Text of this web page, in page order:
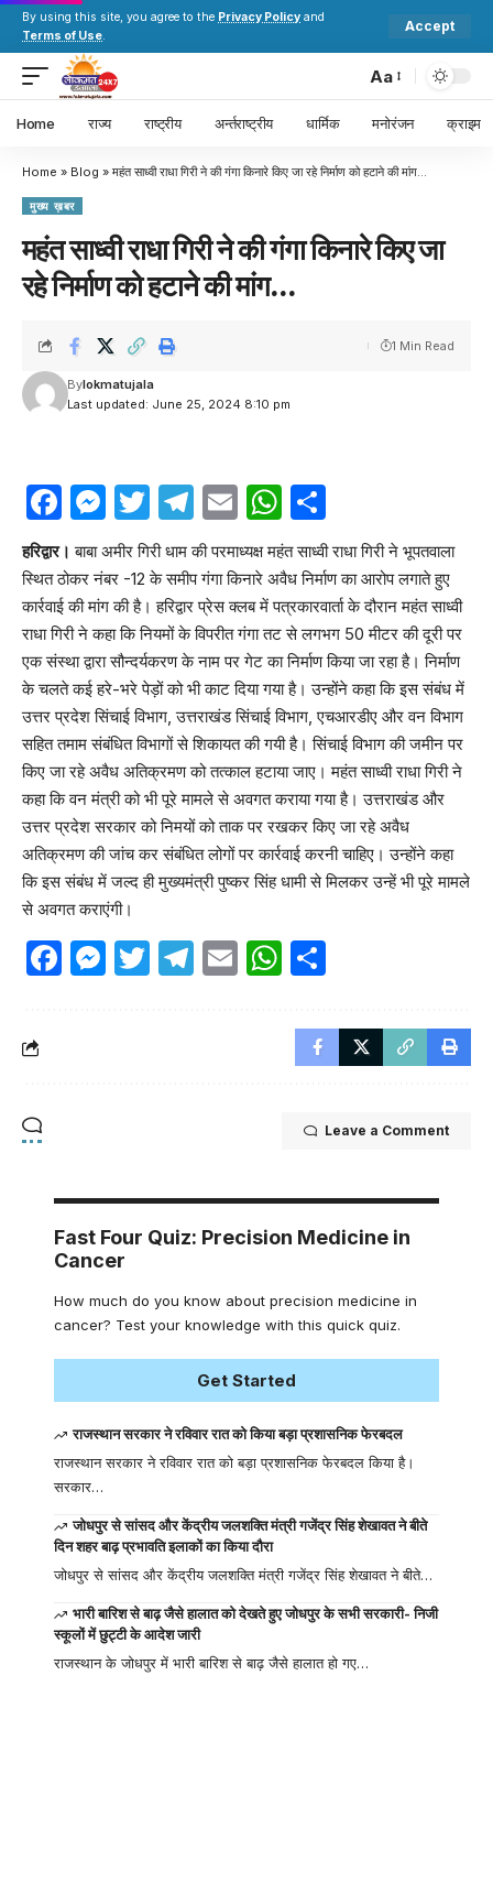
By using this site, you agree to the Privacy Policy and
Terms of Use.
Accept
Aa
Home राज्य राष्ट्रीय अर्न्तराष्ट्रीय धार्मिक मनोरंजन क्राइम
Home » Blog » महंत साध्वी राधा गिरी ने की गंगा किनारे किए जा रहे निर्माण को हटाने की मांग…
मुख्य ख़बर
महंत साध्वी राधा गिरी ने की गंगा किनारे किए जा
रहे निर्माण को हटाने की मांग…
Last updated: June 25, 2024 8:10 pm
Bylokmatujala
1 Min Read
Facebook
Messenger
Twitter
Telegram
EmailWhatsApp
हरिद्वार। बाबा अमीर गिरी धाम की परमाध्यक्ष महंत साध्वी राधा गिरी ने भूपतवाला
स्थित ठोकर नंबर -12 के समीप गंगा किनारे अवैध निर्माण का आरोप लगाते हुए
कार्रवाई की मांग की है। हरिद्वार प्रेस क्लब में पत्रकारवार्ता के दौरान महंत साध्वी
राधा गिरी ने कहा कि नियमों के विपरीत गंगा तट से लगभग 50 मीटर की दूरी पर
एक संस्था द्वारा सौन्दर्यकरण के नाम पर गेट का निर्माण किया जा रहा है। निर्माण
के चलते कई हरे-भरे पेड़ों को भी काट दिया गया है। उन्होंने कहा कि इस संबंध में
उत्तर प्रदेश सिंचाई विभाग, उत्तराखंड सिंचाई विभाग, एचआरडीए और वन विभाग
सहित तमाम संबंधित विभागों से शिकायत की गयी है। सिंचाई विभाग की जमीन पर
किए जा रहे अवैध अतिक्रमण को तत्काल हटाया जाए। महंत साध्वी राधा गिरी ने
कहा कि वन मंत्री को भी पूरे मामले से अवगत कराया गया है। उत्तराखंड और
उत्तर प्रदेश सरकार को निमयों को ताक पर रखकर किए जा रहे अवैध
अतिक्रमण की जांच कर संबंधित लोगों पर कार्रवाई करनी चाहिए। उन्होंने कहा
कि इस संबंध में जल्द ही मुख्यमंत्री पुष्कर सिंह धामी से मिलकर उन्हें भी पूरे मामले
से अवगत कराएंगी।
Facebook
Messenger
Twitter
Telegram
EmailWhatsApp
Leave a Comment
Fast Four Quiz: Precision Medicine in
Cancer
How much do you know about precision medicine in
cancer? Test your knowledge with this quick quiz.
Get Started
राजस्थान सरकार ने रविवार रात को किया बड़ा प्रशासनिक फेरबदल
राजस्थान सरकार ने रविवार रात को बड़ा प्रशासनिक फेरबदल किया है।
सरकार…
जोधपुर से सांसद और केंद्रीय जलशक्ति मंत्री गजेंद्र सिंह शेखावत ने बीते
दिन शहर बाढ़ प्रभावति इलाकों का किया दौरा
जोधपुर से सांसद और केंद्रीय जलशक्ति मंत्री गजेंद्र सिंह शेखावत ने बीते…
भारी बारिश से बाढ़ जैसे हालात को देखते हुए जोधपुर के सभी सरकारी- निजी
स्कूलों में छुट्टी के आदेश जारी
राजस्थान के जोधपुर में भारी बारिश से बाढ़ जैसे हालात हो गए…